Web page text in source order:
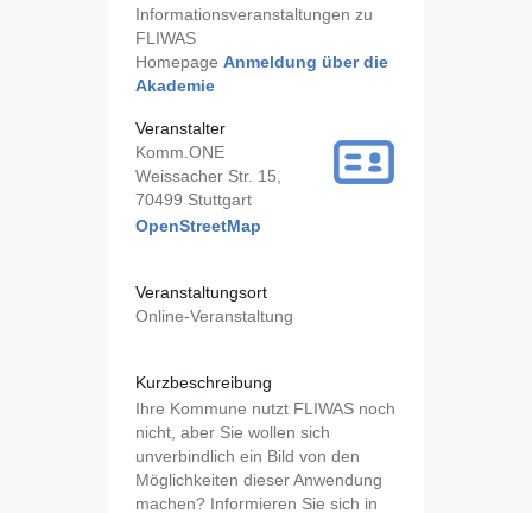
Informationsveranstaltungen zu
FLIWAS
Homepage Anmeldung über die
Akademie
Veranstalter
Komm.ONE
Weissacher Str. 15,
70499 Stuttgart
OpenStreetMap
Veranstaltungsort
Online-Veranstaltung
Kurzbeschreibung
Ihre Kommune nutzt FLIWAS noch
nicht, aber Sie wollen sich
unverbindlich ein Bild von den
Möglichkeiten dieser Anwendung
machen? Informieren Sie sich in